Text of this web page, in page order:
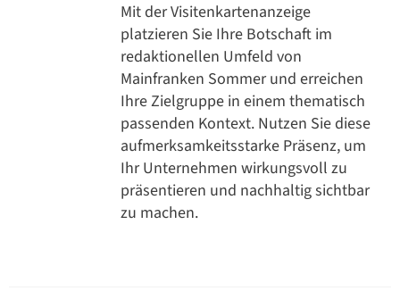
Mit der Visitenkartenanzeige
platzieren Sie Ihre Botschaft im
redaktionellen Umfeld von
Mainfranken Sommer und erreichen
Ihre Zielgruppe in einem thematisch
passenden Kontext. Nutzen Sie diese
aufmerksamkeitsstarke Präsenz, um
Ihr Unternehmen wirkungsvoll zu
präsentieren und nachhaltig sichtbar
zu machen.